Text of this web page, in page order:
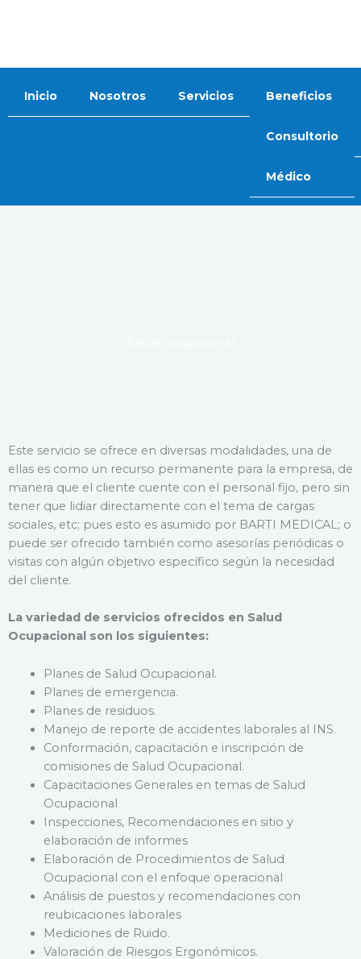
Inicio Nosotros Servicios Beneficios
Consultorio
Médico
Este servicio se ofrece en diversas modalidades, una de
ellas es como un recurso permanente para la empresa, de
manera que el cliente cuente con el personal fijo, pero sin
tener que lidiar directamente con el tema de cargas
sociales, etc; pues esto es asumido por BARTI MEDICAL; o
puede ser ofrecido también como asesorías periódicas o
visitas con algún objetivo específico según la necesidad
del cliente.
La variedad de servicios ofrecidos en Salud
Ocupacional son los siguientes:
Planes de Salud Ocupacional.
Planes de emergencia.
Planes de residuos.
Manejo de reporte de accidentes laborales al INS.
Conformación, capacitación e inscripción de
comisiones de Salud Ocupacional.
Capacitaciones Generales en temas de Salud
Ocupacional
Inspecciones, Recomendaciones en sitio y
elaboración de informes
Elaboración de Procedimientos de Salud
Ocupacional con el enfoque operacional
Análisis de puestos y recomendaciones con
reubicaciones laborales
Mediciones de Ruido.
Valoración de Riesgos Ergonómicos.